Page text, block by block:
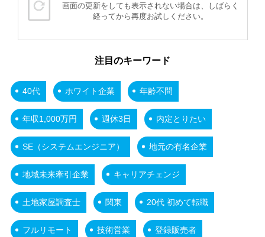
画面の更新をしても表示されない場合は、しばらく
経ってから再度お試しください。
注目のキーワード
40代 ホワイト企業 年齢不問
年収1,000万円 週休3日 内定とりたい
SE（システムエンジニア） 地元の有名企業
地域未来牽引企業 キャリアチェンジ
土地家屋調査士 関東 20代 初めて転職
フルリモート 技術営業 登録販売者